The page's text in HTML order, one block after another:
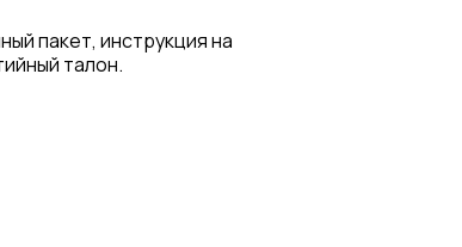
пакет, инструкция на
талон.